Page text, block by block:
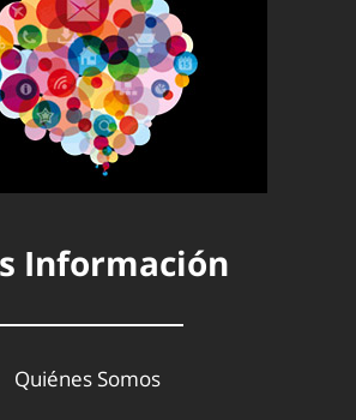
Información
Quiénes Somos